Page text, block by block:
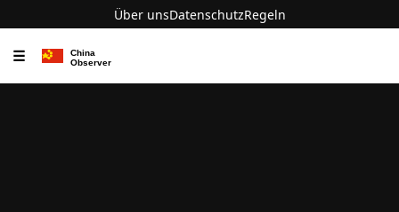
Über unsDatenschutzRegeln
☰